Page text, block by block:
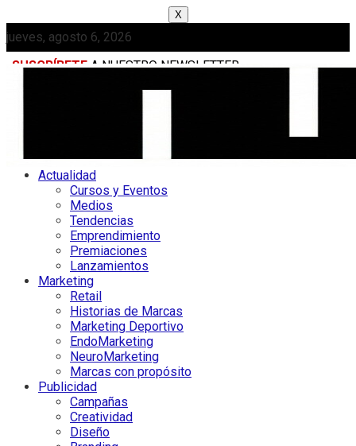
X
jueves, agosto 6, 2026
SUSCRÍBETE A NUESTRO NEWSLETTER
Actualidad
Cursos y Eventos
Medios
Tendencias
Emprendimiento
Premiaciones
Lanzamientos
Marketing
Retail
Historias de Marcas
Marketing Deportivo
EndoMarketing
NeuroMarketing
Marcas con propósito
Publicidad
Campañas
Creatividad
Diseño